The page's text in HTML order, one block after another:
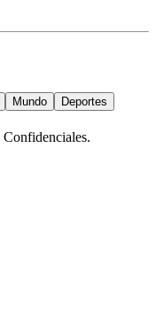
Mundo
Deportes
Confidenciales.